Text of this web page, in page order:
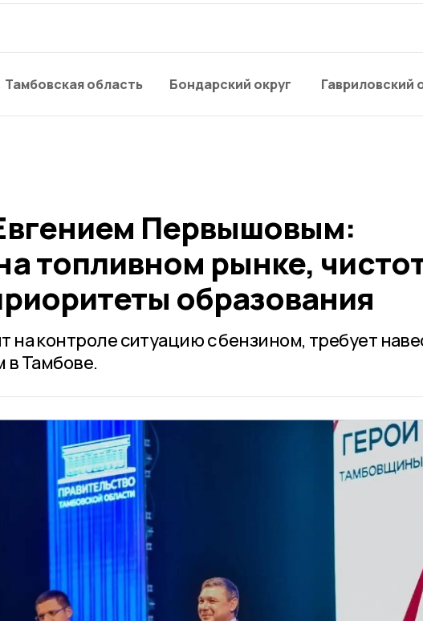
Тамбовская область Бондарский округ Гавриловский
Первышовым:
топливном рынке,
образования
на контроле ситуацию с бензином, требует
в Тамбове.